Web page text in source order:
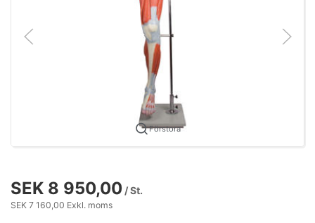
Förstora
SEK 8 950,00 / St.
SEK 7 160,00 Exkl. moms